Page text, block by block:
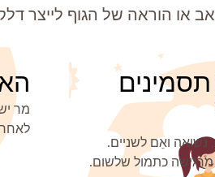
או הוראה של הגוף לייצר
הכירו את גברת כהן. היא בת 46, נשואה ואֵם לשניים.
כתמול שלשום.